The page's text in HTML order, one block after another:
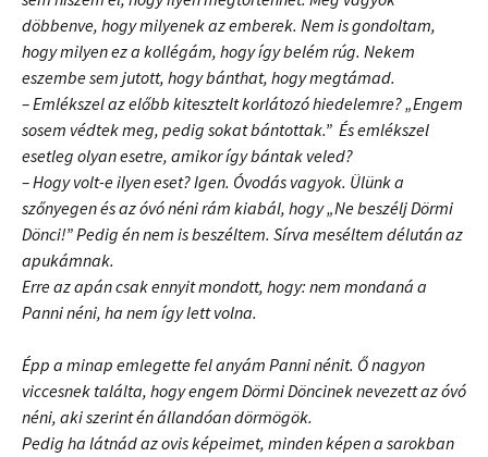
döbbenve, hogy milyenek az emberek. Nem is gondoltam,
hogy milyen ez a kollégám, hogy így belém rúg. Nekem
eszembe sem jutott, hogy bánthat, hogy megtámad.
– Emlékszel az előbb kitesztelt korlátozó hiedelemre? „Engem
sosem védtek meg, pedig sokat bántottak.” És emlékszel
esetleg olyan esetre, amikor így bántak veled?
– Hogy volt-e ilyen eset? Igen. Óvodás vagyok. Ülünk a
szőnyegen és az óvó néni rám kiabál, hogy „Ne beszélj Dörmi
Dönci!” Pedig én nem is beszéltem. Sírva meséltem délután az
apukámnak.
Erre az apán csak ennyit mondott, hogy: nem mondaná a
Panni néni, ha nem így lett volna.
Épp a minap emlegette fel anyám Panni nénit. Ő nagyon
viccesnek találta, hogy engem Dörmi Döncinek nevezett az óvó
néni, aki szerint én állandóan dörmögök.
Pedig ha látnád az ovis képeimet, minden képen a sarokban